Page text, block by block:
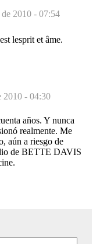
2010 - 07:54
lesprit et âme.
2010 - 04:30
años. Y nunca
realmente. Me
aún a riesgo de
de BETTE DAVIS